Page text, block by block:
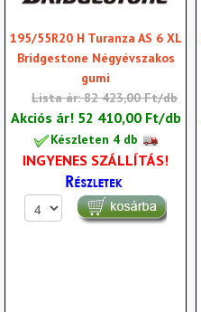
195/55R20 H Turanza AS 6 XL
Bridgestone Négyévszakos
gumi
Lista ár: 82 423,00 Ft/db
Akciós ár! 52 410,00 Ft/db
Készleten 4 db
INGYENES SZÁLLÍTÁS!